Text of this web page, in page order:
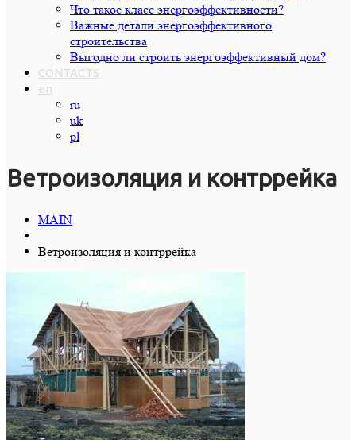
Что такое класс энергоэффективности?
Важные детали энергоэффективного
строительства
Выгодно ли строить энергоэффективный дом?
CONTACTS
en
ru
uk
pl
Ветроизоляция и контррейка
MAIN
Ветроизоляция и контррейка